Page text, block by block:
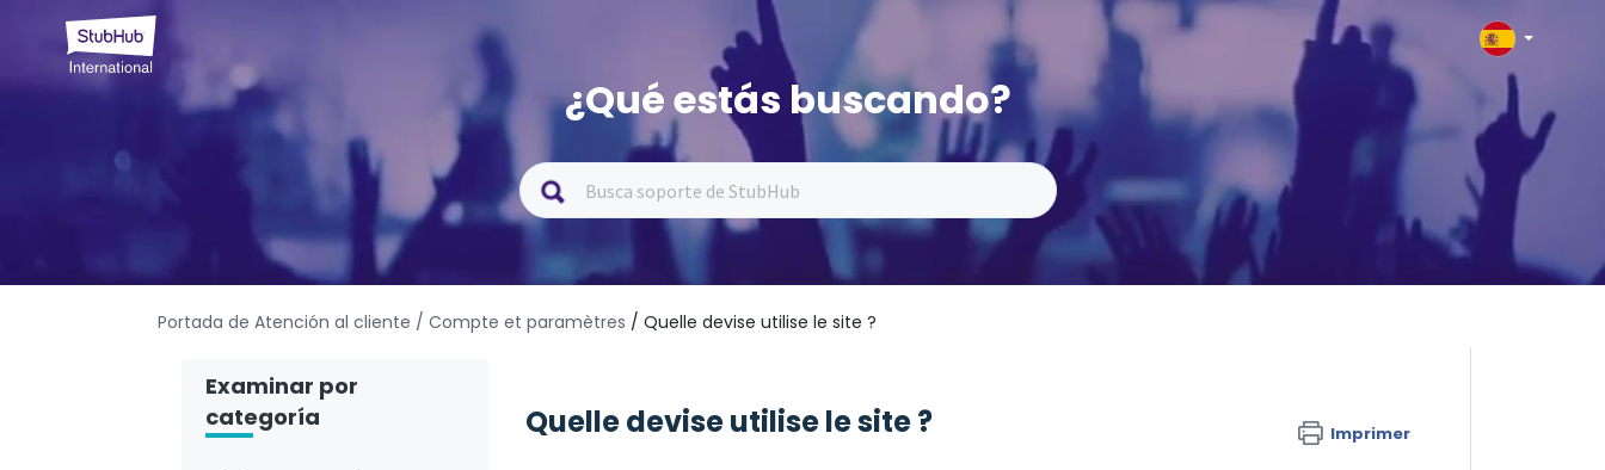
¿Qué estás buscando?
Portada de Atención al cliente / Compte et paramètres / Quelle devise utilise le site ?
Examinar por
categoría
Quelle devise utilise le site ? Imprimer